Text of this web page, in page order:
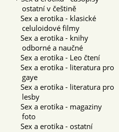
ostatní v češtině
Sex a erotika - klasické
celuloidové filmy
Sex a erotika - knihy
odborné a naučné
Sex a erotika - Leo čtení
Sex a erotika - literatura pro
gaye
Sex a erotika - literatura pro
lesby
Sex a erotika - magaziny
foto
Sex a erotika - ostatní